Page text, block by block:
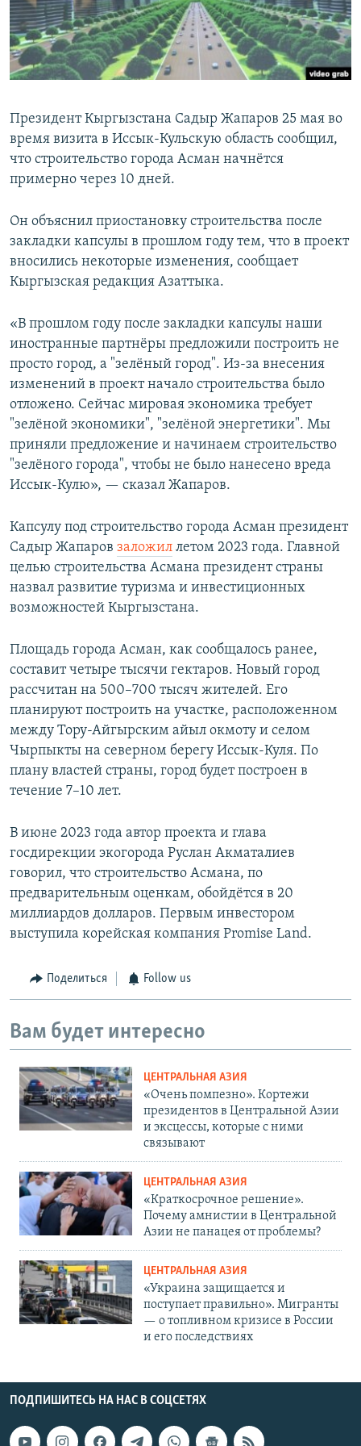
Президент Кыргызстана Садыр Жапаров 25 мая во
время визита в Иссык-Кульскую область сообщил,
что строительство города Асман начнётся
примерно через 10 дней.
Он объяснил приостановку строительства после
закладки капсулы в прошлом году тем, что в проект
вносились некоторые изменения, сообщает
Кыргызская редакция Азаттыка.
«В прошлом году после закладки капсулы наши
иностранные партнёры предложили построить не
просто город, а "зелёный город". Из-за внесения
изменений в проект начало строительства было
отложено. Сейчас мировая экономика требует
"зелёной экономики", "зелёной энергетики". Мы
приняли предложение и начинаем строительство
"зелёного города", чтобы не было нанесено вреда
Иссык-Кулю», — сказал Жапаров.
Капсулу под строительство города Асман президент
Садыр Жапаров заложил летом 2023 года. Главной
целью строительства Асмана президент страны
назвал развитие туризма и инвестиционных
возможностей Кыргызстана.
Площадь города Асман, как сообщалось ранее,
составит четыре тысячи гектаров. Новый город
рассчитан на 500–700 тысяч жителей. Его
планируют построить на участке, расположенном
между Тору-Айгырским айыл окмоту и селом
Чырпыкты на северном берегу Иссык-Куля. По
плану властей страны, город будет построен в
течение 7–10 лет.
В июне 2023 года автор проекта и глава
госдирекции экогорода Руслан Акматалиев
говорил, что строительство Асмана, по
предварительным оценкам, обойдётся в 20
миллиардов долларов. Первым инвестором
выступила корейская компания Promise Land.
Поделиться Follow us
Вам будет интересно
ЦЕНТРАЛЬНАЯ АЗИЯ
«Очень помпезно». Кортежи
президентов в Центральной Азии
и эксцессы, которые с ними
связывают
ЦЕНТРАЛЬНАЯ АЗИЯ
«Краткосрочное решение».
Почему амнистии в Центральной
Азии не панацея от проблемы?
ЦЕНТРАЛЬНАЯ АЗИЯ
«Украина защищается и
поступает правильно». Мигранты
— о топливном кризисе в России
и его последствиях
ПОДПИШИТЕСЬ НА НАС В СОЦСЕТЯХ